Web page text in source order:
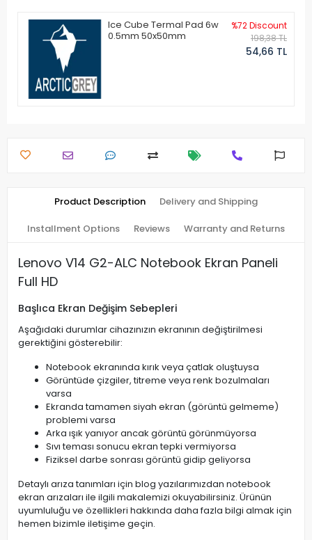
Ice Cube Termal Pad 6w
0.5mm 50x50mm
%72 Discount
198,38 TL
54,66 TL
Product Description Delivery and Shipping
Installment Options Reviews Warranty and Returns
Lenovo V14 G2-ALC Notebook Ekran Paneli
Full HD
Başlıca Ekran Değişim Sebepleri
Aşağıdaki durumlar cihazınızın ekranının değiştirilmesi
gerektiğini gösterebilir:
Notebook ekranında kırık veya çatlak oluştuysa
Görüntüde çizgiler, titreme veya renk bozulmaları
varsa
Ekranda tamamen siyah ekran (görüntü gelmeme)
problemi varsa
Arka ışık yanıyor ancak görüntü görünmüyorsa
Sıvı teması sonucu ekran tepki vermiyorsa
Fiziksel darbe sonrası görüntü gidip geliyorsa
Detaylı arıza tanımları için blog yazılarımızdan notebook
ekran arızaları ile ilgili makalemizi okuyabilirsiniz. Ürünün
uyumluluğu ve özellikleri hakkında daha fazla bilgi almak için
hemen bizimle iletişime geçin.